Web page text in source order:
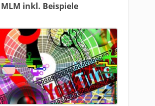
inkl. Beispiele